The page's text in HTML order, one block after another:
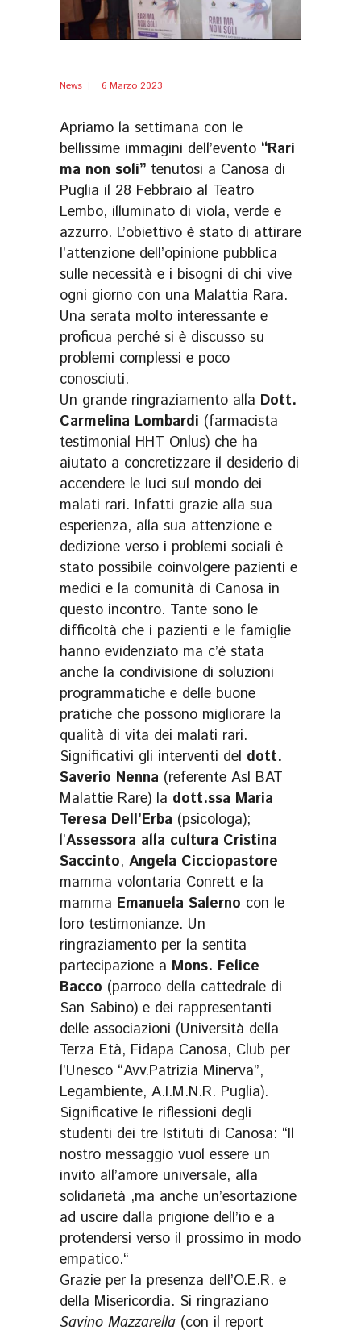
News 6 Marzo 2023
Apriamo la settimana con le
bellissime immagini dell’evento “Rari
ma non soli” tenutosi a Canosa di
Puglia il 28 Febbraio al Teatro
Lembo, illuminato di viola, verde e
azzurro. L’obiettivo è stato di attirare
l’attenzione dell’opinione pubblica
sulle necessità e i bisogni di chi vive
ogni giorno con una Malattia Rara.
Una serata molto interessante e
proficua perché si è discusso su
problemi complessi e poco
conosciuti.
Un grande ringraziamento alla Dott.
Carmelina Lombardi (farmacista
testimonial HHT Onlus) che ha
aiutato a concretizzare il desiderio di
accendere le luci sul mondo dei
malati rari. Infatti grazie alla sua
esperienza, alla sua attenzione e
dedizione verso i problemi sociali è
stato possibile coinvolgere pazienti e
medici e la comunità di Canosa in
questo incontro. Tante sono le
difficoltà che i pazienti e le famiglie
hanno evidenziato ma c’è stata
anche la condivisione di soluzioni
programmatiche e delle buone
pratiche che possono migliorare la
qualità di vita dei malati rari.
Significativi gli interventi del dott.
Saverio Nenna (referente Asl BAT
Malattie Rare) la dott.ssa Maria
Teresa Dell’Erba (psicologa);
l’Assessora alla cultura Cristina
Saccinto, Angela Cicciopastore
mamma volontaria Conrett e la
mamma Emanuela Salerno con le
loro testimonianze. Un
ringraziamento per la sentita
partecipazione a Mons. Felice
Bacco (parroco della cattedrale di
San Sabino) e dei rappresentanti
delle associazioni (Università della
Terza Età, Fidapa Canosa, Club per
l’Unesco “Avv.Patrizia Minerva”,
Legambiente, A.I.M.N.R. Puglia).
Significative le riflessioni degli
studenti dei tre Istituti di Canosa: “Il
nostro messaggio vuol essere un
invito all’amore universale, alla
solidarietà ,ma anche un’esortazione
ad uscire dalla prigione dell’io e a
protendersi verso il prossimo in modo
empatico.“
Grazie per la presenza dell’O.E.R. e
della Misericordia. Si ringraziano
Savino Mazzarella (con il report